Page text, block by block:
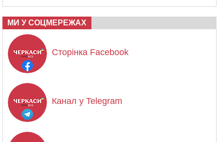
МИ У СОЦМЕРЕЖАХ
Сторінка Facebook
Канал у Telegram